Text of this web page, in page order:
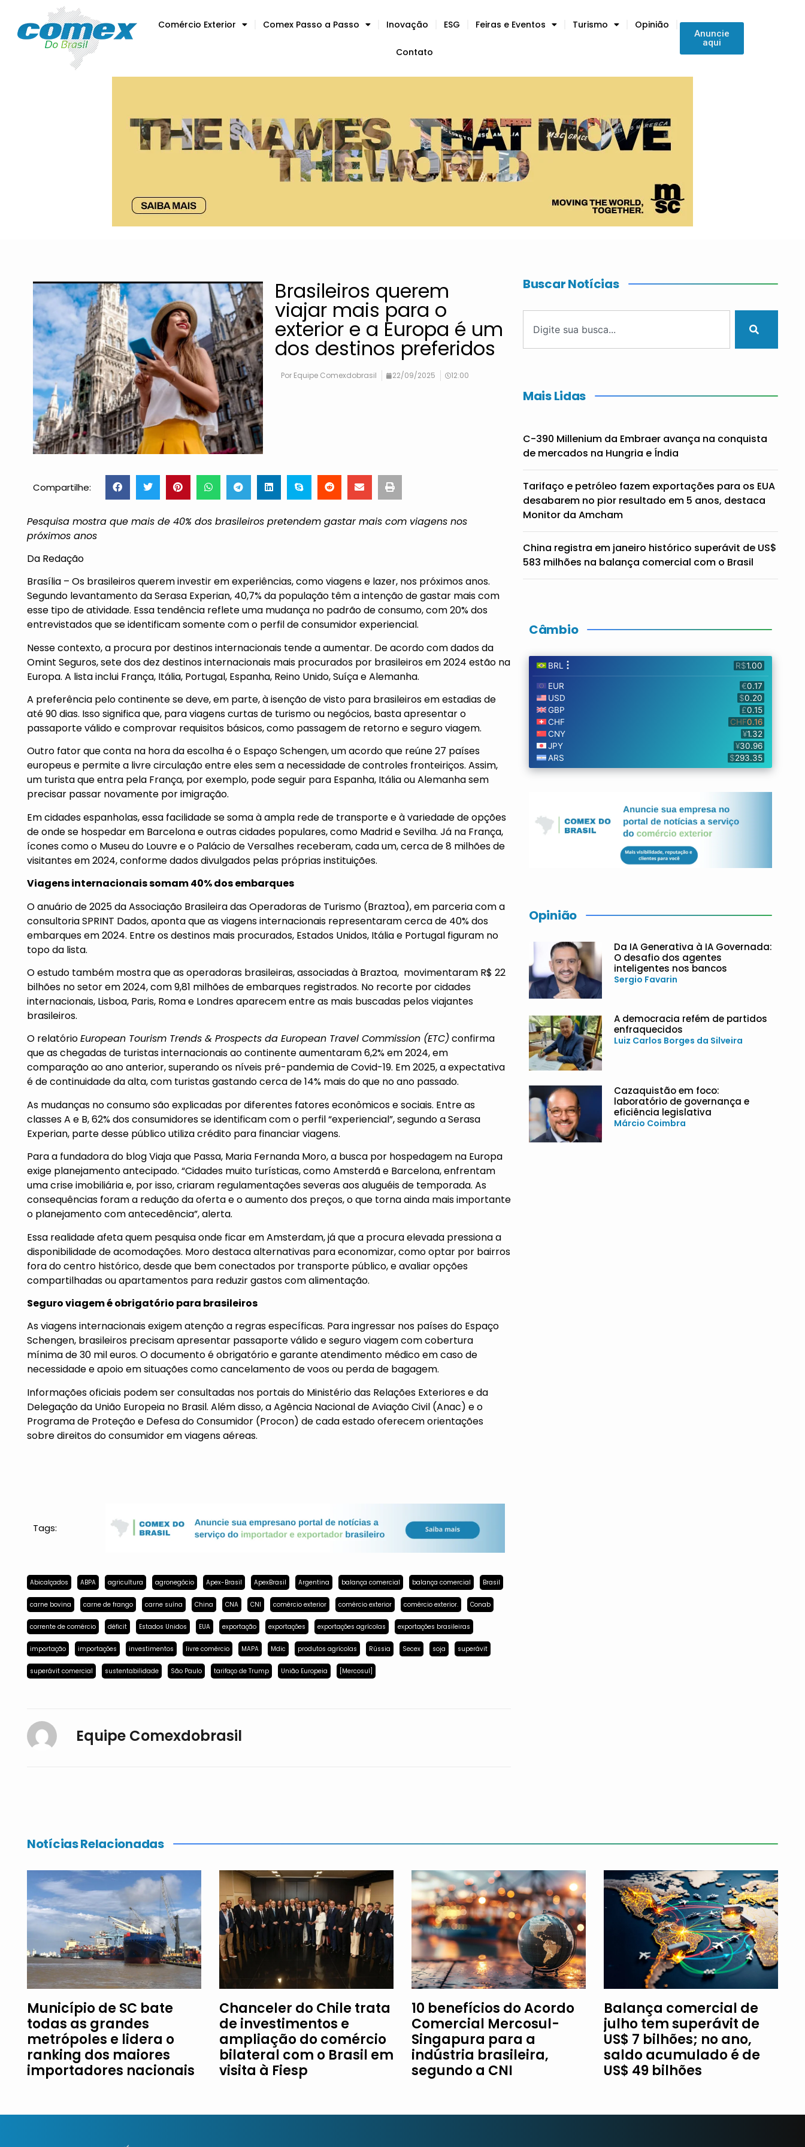
Comércio Exterior Comex Passo a Passo Inovação ESG Feiras e Eventos Turismo Opinião
Contato
Anuncie
aqui
Brasileiros querem
viajar mais para o
exterior e a Europa é um
dos destinos preferidos
Por Equipe Comexdobrasil 22/09/2025 12:00
Compartilhe:
Pesquisa mostra que mais de 40% dos brasileiros pretendem gastar mais com viagens nos
próximos anos
Da Redação
Brasília – Os brasileiros querem investir em experiências, como viagens e lazer, nos próximos anos.
Segundo levantamento da Serasa Experian, 40,7% da população têm a intenção de gastar mais com
esse tipo de atividade. Essa tendência reflete uma mudança no padrão de consumo, com 20% dos
entrevistados que se identificam somente com o perfil de consumidor experiencial.
Nesse contexto, a procura por destinos internacionais tende a aumentar. De acordo com dados da
Omint Seguros, sete dos dez destinos internacionais mais procurados por brasileiros em 2024 estão na
Europa. A lista inclui França, Itália, Portugal, Espanha, Reino Unido, Suíça e Alemanha.
A preferência pelo continente se deve, em parte, à isenção de visto para brasileiros em estadias de
até 90 dias. Isso significa que, para viagens curtas de turismo ou negócios, basta apresentar o
passaporte válido e comprovar requisitos básicos, como passagem de retorno e seguro viagem.
Outro fator que conta na hora da escolha é o Espaço Schengen, um acordo que reúne 27 países
europeus e permite a livre circulação entre eles sem a necessidade de controles fronteiriços. Assim,
um turista que entra pela França, por exemplo, pode seguir para Espanha, Itália ou Alemanha sem
precisar passar novamente por imigração.
Em cidades espanholas, essa facilidade se soma à ampla rede de transporte e à variedade de opções
deonde se hospedar em Barcelonae outras cidades populares, como Madrid e Sevilha. Já na França,
ícones como o Museu do Louvre e o Palácio de Versalhes receberam, cada um, cerca de 8 milhões de
visitantes em 2024, conforme dados divulgados pelas próprias instituições.
Viagens internacionais somam 40% dos embarques
O anuário de 2025 da Associação Brasileira das Operadoras de Turismo (Braztoa), em parceria com a
consultoria SPRINT Dados, aponta que as viagens internacionais representaram cerca de 40% dos
embarques em 2024. Entre os destinos mais procurados, Estados Unidos, Itália e Portugal figuram no
topo da lista.
O estudo também mostra que as operadoras brasileiras, associadas à Braztoa, movimentaram R$ 22
bilhões no setor em 2024, com 9,81 milhões de embarques registrados. No recorte por cidades
internacionais, Lisboa, Paris, Roma e Londres aparecem entre as mais buscadas pelos viajantes
brasileiros.
O relatórioEuropean Tourism Trends & Prospects da European Travel Commission (ETC) confirma
que as chegadas de turistas internacionais ao continente aumentaram 6,2% em 2024, em
comparação ao ano anterior, superando os níveis pré-pandemia de Covid-19. Em 2025, a expectativa
é de continuidade da alta, com turistas gastando cerca de 14% mais do que no ano passado.
As mudanças no consumo são explicadas por diferentes fatores econômicos e sociais. Entre as
classes A e B, 62% dos consumidores se identificam com o perfil “experiencial”, segundo a Serasa
Experian, parte desse público utiliza crédito para financiar viagens.
Para a fundadora do blog Viaja que Passa, Maria Fernanda Moro, a busca por hospedagem na Europa
exige planejamento antecipado. “Cidades muito turísticas, como Amsterdã e Barcelona, enfrentam
uma crise imobiliária e, por isso, criaram regulamentações severas aos aluguéis de temporada. As
consequências foram a redução da oferta e o aumento dos preços, o que torna ainda mais importante
o planejamento com antecedência”, alerta.
Essa realidade afeta quem pesquisaonde ficar em Amsterdam, já que a procura elevada pressiona a
disponibilidade de acomodações. Moro destaca alternativas para economizar, como optar por bairros
fora do centro histórico, desde que bem conectados por transporte público, e avaliar opções
compartilhadas ou apartamentos para reduzir gastos com alimentação.
Seguro viagem é obrigatório para brasileiros
As viagens internacionais exigem atenção a regras específicas. Para ingressar nos países do Espaço
Schengen, brasileiros precisam apresentar passaporte válido e seguro viagem com cobertura
mínima de 30 mil euros. O documento é obrigatório e garante atendimento médico em caso de
necessidade e apoio em situações como cancelamento de voos ou perda de bagagem.
Informações oficiais podem ser consultadas nos portais do Ministério das Relações Exteriorese da
Delegação da União Europeia no Brasil. Além disso, a Agência Nacional de Aviação Civil (Anac) e o
Programa de Proteção e Defesa do Consumidor (Procon) de cada estado oferecem orientações
sobre direitos do consumidor em viagens aéreas.
Tags:
Abicalçados ABPA agricultura agronegócio Apex-Brasil ApexBrasil Argentina balança comercial balança comercial Brasil
carne bovina carne de frango carne suína China CNA CNI comércio exterior comércio exterior comércio exterior. Conab
corrente de comércio déficit Estados Unidos EUA exportação exportações exportações agrícolas exportações brasileiras
importação importações investimentos livre comércio MAPA Mdic produtos agrícolas Rússia Secex soja superávit
superávit comercial sustentabilidade São Paulo tarifaço de Trump União Europeia [Mercosul]
Equipe Comexdobrasil
Buscar Notícias
Mais Lidas
C-390 Millenium da Embraer avança na conquista
de mercados na Hungria e Índia
Tarifaço e petróleo fazem exportações para os EUA
desabarem no pior resultado em 5 anos, destaca
Monitor da Amcham
China registra em janeiro histórico superávit de US$
583 milhões na balança comercial com o Brasil
Câmbio
Opinião
Da IA Generativa à IA Governada:
O desafio dos agentes
inteligentes nos bancos
Sergio Favarin
A democracia refém de partidos
enfraquecidos
Luiz Carlos Borges da Silveira
Cazaquistão em foco:
laboratório de governança e
eficiência legislativa
Márcio Coimbra
Notícias Relacionadas
Município de SC bate
todas as grandes
metrópoles e lidera o
ranking dos maiores
importadores nacionais
Chanceler do Chile trata
de investimentos e
ampliação do comércio
bilateral com o Brasil em
visita à Fiesp
10 benefícios do Acordo
Comercial Mercosul-
Singapura para a
indústria brasileira,
segundo a CNI
Balança comercial de
julho tem superávit de
US$ 7 bilhões; no ano,
saldo acumulado é de
US$ 49 bilhões